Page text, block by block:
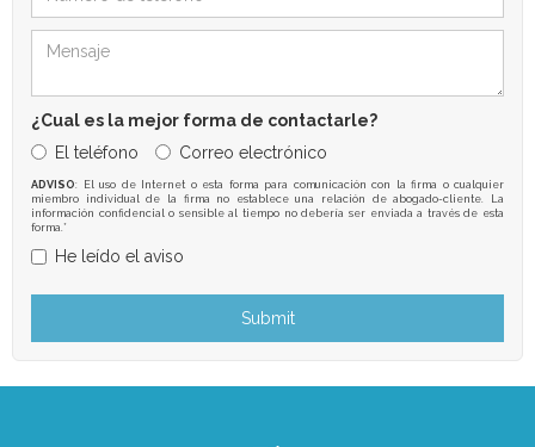
¿Cual es la mejor forma de contactarle?
El teléfono
Correo electrónico
ADVISO: El uso de Internet o esta forma para comunicación con la firma o cualquier
miembro individual de la firma no establece una relación de abogado-cliente. La
información confidencial o sensible al tiempo no debería ser enviada a través de esta
forma.*
He leído el aviso